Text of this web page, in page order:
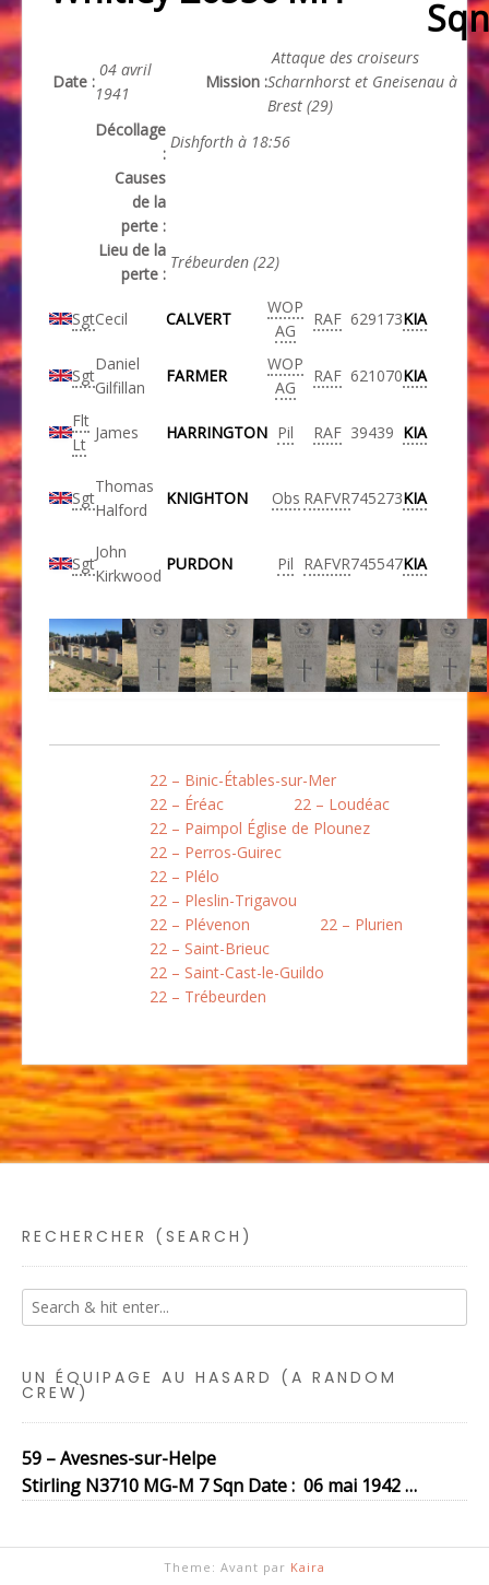
Sqn
Date :
04 avril
1941
Mission :
Attaque des croiseurs
Scharnhorst et Gneisenau à
Brest (29)
Décollage
:
Dishforth à 18:56
Causes
de la
perte :
Lieu de la
perte :
Trébeurden (22)
SgtCecil CALVERT
WOP
AG
RAF 629173KIA
Sgt
Daniel
Gilfillan
FARMER
WOP
AG
RAF 621070KIA
Flt
Lt
James HARRINGTON Pil RAF 39439 KIA
Sgt
Thomas
Halford
KNIGHTON Obs RAFVR745273KIA
Sgt
John
Kirkwood
PURDON Pil RAFVR745547KIA
22 – Binic-Étables-sur-Mer
22 – Éréac
22 – Loudéac
22 – Paimpol Église de Plounez
22 – Perros-Guirec
22 – Plélo
22 – Pleslin-Trigavou
22 – Plévenon
22 – Plurien
22 – Saint-Brieuc
22 – Saint-Cast-le-Guildo
22 – Trébeurden
RECHERCHER (SEARCH)
UN ÉQUIPAGE AU HASARD (A RANDOM
CREW)
59 – Avesnes-sur-Helpe
Stirling N3710 MG-M 7 Sqn Date : 06 mai 1942 …
Theme: Avant par Kaira